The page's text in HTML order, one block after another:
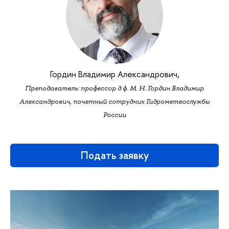
Гордин Владимир Александрович,
Преподаватель: профессор д ф. М. Н. Гордин Владимир
Александрович, почетный сотрудник Гидрометеослужбы
России
Подать заявку